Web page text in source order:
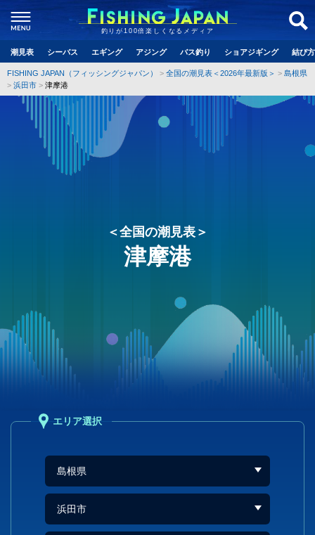
釣りが100倍楽しくなるメディア
潮見表 シーバス エギング アジング バス釣り ショアジギング 結び
FISHING JAPAN（フィッシングジャパン） 全国の潮見表＜2026年最新版＞
島根県
浜田市
津摩港
＜全国の潮見表＞
津摩港
エリア選択